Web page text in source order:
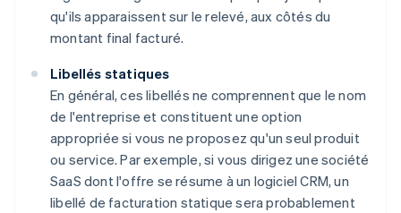
qu'ils apparaissent sur le relevé, aux côtés du
montant final facturé.
Libellés statiques
En général, ces libellés ne comprennent que le nom
de l'entreprise et constituent une option
appropriée si vous ne proposez qu'un seul produit
ou service. Par exemple, si vous dirigez une société
SaaS dont l'offre se résume à un logiciel CRM, un
libellé de facturation statique sera probablement